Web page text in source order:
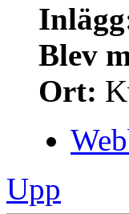
Blev
Ort:
Upp